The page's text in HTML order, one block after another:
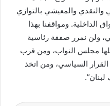
والنقدي والمعيشي بالتوازي
الداخلية. ومواقفنا بهذا
ولن نمرر صفقة رئاسية
مجلس النواب، ومن قرب
القرار السياسي، ومن اتخذ